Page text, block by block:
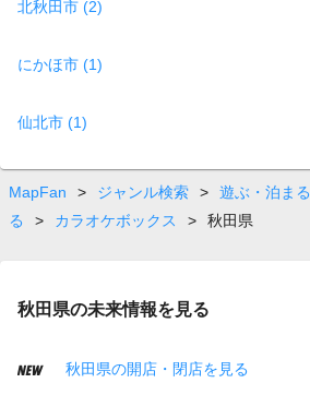
北秋田市 (2)
にかほ市 (1)
仙北市 (1)
MapFan > ジャンル検索 > 遊ぶ・泊まる
る
> カラオケボックス > 秋田県
秋田県の未来情報を見る
秋田県の開店・閉店を見る